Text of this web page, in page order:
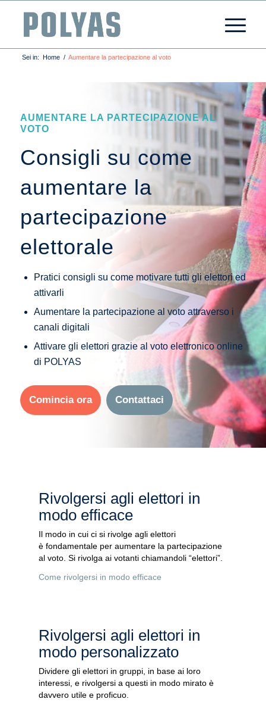
Sei in: Home / Aumentare la partecipazione al voto
AUMENTARE LA PARTECIPAZIONE AL
VOTO
Consigli su come
aumentare la
partecipazione
elettorale
Pratici consigli su come motivare tutti gli elettori ed
attivarli
Aumentare la partecipazione al voto attraverso i
canali digitali
Attivare gli elettori grazie al voto elettronico online
di POLYAS
Comincia ora Contattaci
Rivolgersi agli elettori in
modo efficace
Il modo in cui ci si rivolge agli elettori
è fondamentale per aumentare la partecipazione
al voto. Si rivolga ai votanti chiamandoli “elettori”.
Come rivolgersi in modo efficace
Rivolgersi agli elettori in
modo personalizzato
Dividere gli elettori in gruppi, in base ai loro
interessi, e rivolgersi a questi in modo mirato è
davvero utile e proficuo.